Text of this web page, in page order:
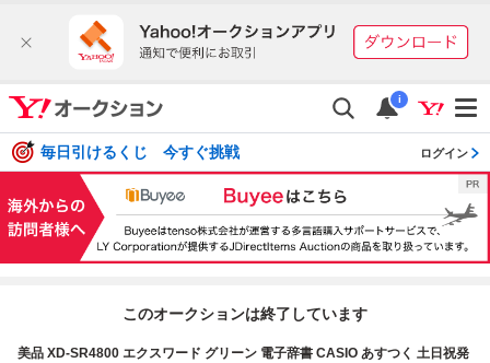
i
毎日引けるくじ 今すぐ挑戦 ログイン
このオークションは終了しています
美品 XD-SR4800 エクスワード グリーン 電子辞書 CASIO あすつく 土日祝発